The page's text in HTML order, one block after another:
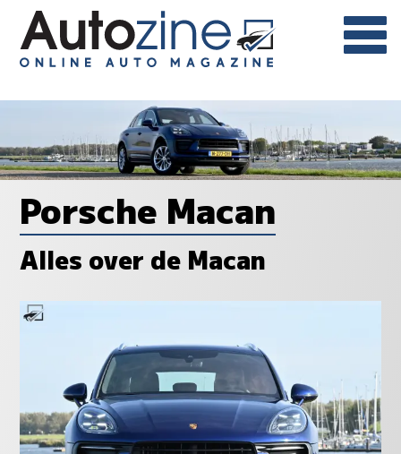
Porsche Macan
Alles over de Macan